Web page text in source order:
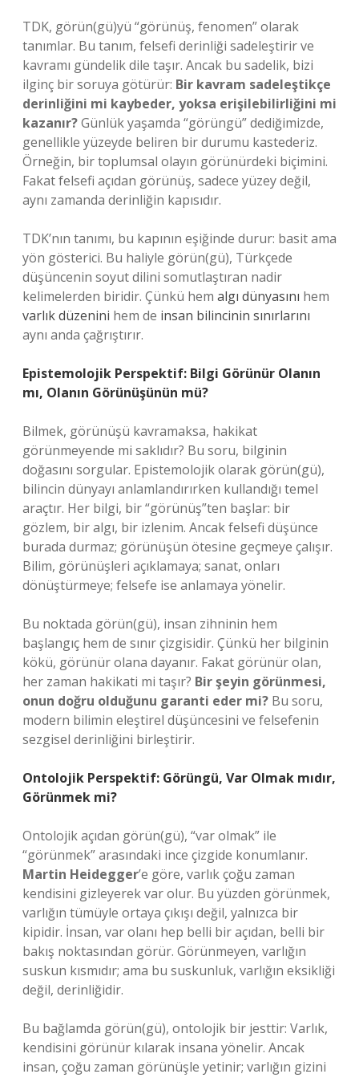
TDK, görün(gü)yü “görünüş, fenomen” olarak
tanımlar. Bu tanım, felsefi derinliği sadeleştirir ve
kavramı gündelik dile taşır. Ancak bu sadelik, bizi
ilginç bir soruya götürür: Bir kavram sadeleştikçe
derinliğini mi kaybeder, yoksa erişilebilirliğini mi
kazanır?Günlük yaşamda “görüngü” dediğimizde,
genellikle yüzeyde beliren bir durumu kastederiz.
Örneğin, bir toplumsal olayın görünürdeki biçimini.
Fakat felsefi açıdan görünüş, sadece yüzey değil,
aynı zamanda derinliğin kapısıdır.
TDK’nın tanımı, bu kapının eşiğinde durur: basit ama
yön gösterici. Bu haliyle görün(gü), Türkçede
düşüncenin soyut dilini somutlaştıran nadir
kelimelerden biridir. Çünkü hem algı dünyasını hem
varlık düzenini hem de insan bilincinin sınırlarını
aynı anda çağrıştırır.
Epistemolojik Perspektif: Bilgi Görünür Olanın
mı, Olanın Görünüşünün mü?
Bilmek, görünüşü kavramaksa, hakikat
görünmeyende mi saklıdır? Bu soru, bilginin
doğasını sorgular. Epistemolojik olarak görün(gü),
bilincin dünyayı anlamlandırırken kullandığı temel
araçtır. Her bilgi, bir “görünüş”ten başlar: bir
gözlem, bir algı, bir izlenim. Ancak felsefi düşünce
burada durmaz; görünüşün ötesine geçmeye çalışır.
Bilim, görünüşleri açıklamaya; sanat, onları
dönüştürmeye; felsefe ise anlamaya yönelir.
Bu noktada görün(gü), insan zihninin hem
başlangıç hem de sınır çizgisidir. Çünkü her bilginin
kökü, görünür olana dayanır. Fakat görünür olan,
her zaman hakikati mi taşır? Bir şeyin görünmesi,
onun doğru olduğunu garanti eder mi? Bu soru,
modern bilimin eleştirel düşüncesini ve felsefenin
sezgisel derinliğini birleştirir.
Ontolojik Perspektif: Görüngü, Var Olmak mıdır,
Görünmek mi?
Ontolojik açıdan görün(gü), “var olmak” ile
“görünmek” arasındaki ince çizgide konumlanır.
Martin Heidegger’e göre, varlık çoğu zaman
kendisini gizleyerek var olur. Bu yüzden görünmek,
varlığın tümüyle ortaya çıkışı değil, yalnızca bir
kipidir. İnsan, var olanı hep belli bir açıdan, belli bir
bakış noktasından görür. Görünmeyen, varlığın
suskun kısmıdır; ama bu suskunluk, varlığın eksikliği
değil, derinliğidir.
Bu bağlamda görün(gü), ontolojik bir jesttir: Varlık,
kendisini görünür kılarak insana yönelir. Ancak
insan, çoğu zaman görünüşle yetinir; varlığın gizini